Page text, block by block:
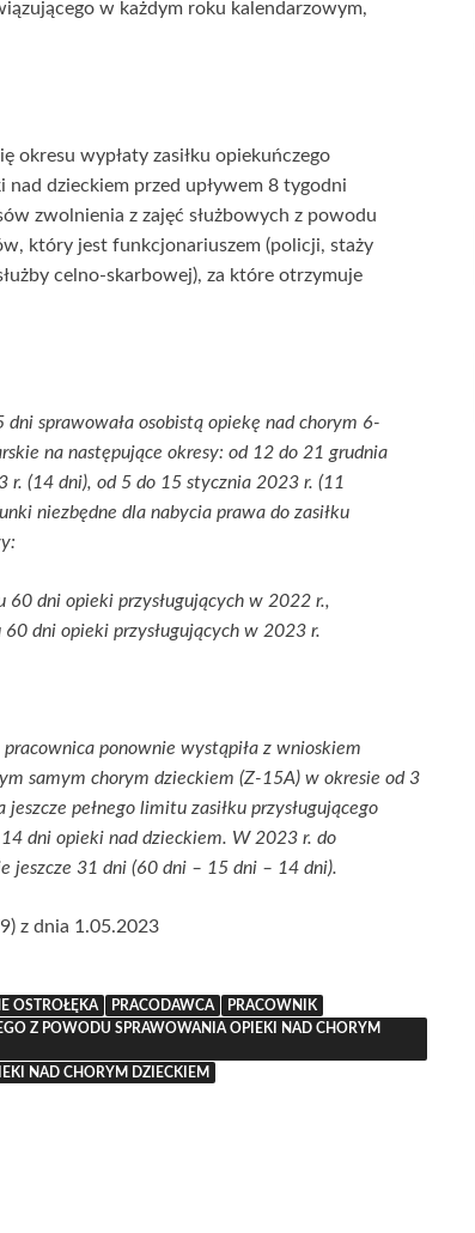
w każdym roku kalendarzowym,
okresu wypłaty zasiłku opiekuńczego
dzieckiem przed upływem 8 tygodni
zwolnienia z zajęć służbowych z powodu
który jest funkcjonariuszem (policji, staży
celno-skarbowej), za które otrzymuje
sprawowała osobistą opiekę nad chorym 6-
na następujące okresy: od 12 do 21 grudnia
(14 dni), od 5 do 15 stycznia 2023 r. (11
niezbędne dla nabycia prawa do zasiłku
dni opieki przysługujących w 2022 r.,
dni opieki przysługujących w 2023 r.
ponownie wystąpiła z wnioskiem
samym chorym dzieckiem (Z-15A) w okresie od 3
pełnego limitu zasiłku przysługującego
dni opieki nad dzieckiem. W 2023 r. do
jeszcze 31 dni (60 dni – 15 dni – 14 dni).
z dnia 1.05.2023
OSTROŁĘKA PRACODAWCA
PRACOWNIK
Z POWODU SPRAWOWANIA OPIEKI NAD CHORYM
NAD CHORYM DZIECKIEM